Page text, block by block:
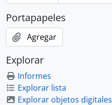
Portapapeles
Agregar
Explorar
Informes
Explorar lista
Explorar objetos digitales